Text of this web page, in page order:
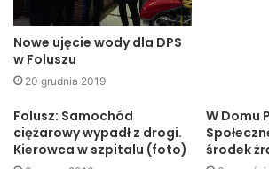
Rada powiatu zdecyduje czy św.
jasielski, szczególnie w tym miejscu,
zwane Diablim Kamieniem. Dla
mówił dziś Adam Pawluś inicjator
Nowe ujęcie wody dla DPS
w Foluszu
20 grudnia 2019
Folusz: Samochód
ciężarowy wypadł z drogi.
Kierowca w szpitalu (foto)
W Domu
środek